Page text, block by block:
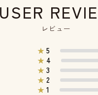
USER
レビュー
★ 5
★ 4
★ 3
★ 2
★ 1